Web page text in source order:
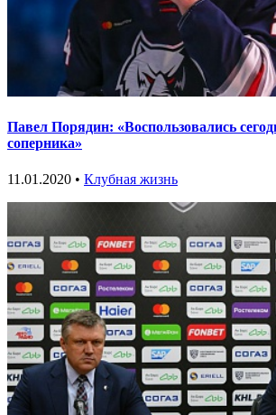
Павел Порядин: «Воспользовались
соперника»
11.01.2020 • Клубная жизнь